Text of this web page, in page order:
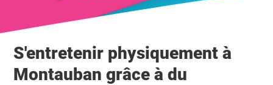
S'entretenir physiquement à
Montauban grâce à du